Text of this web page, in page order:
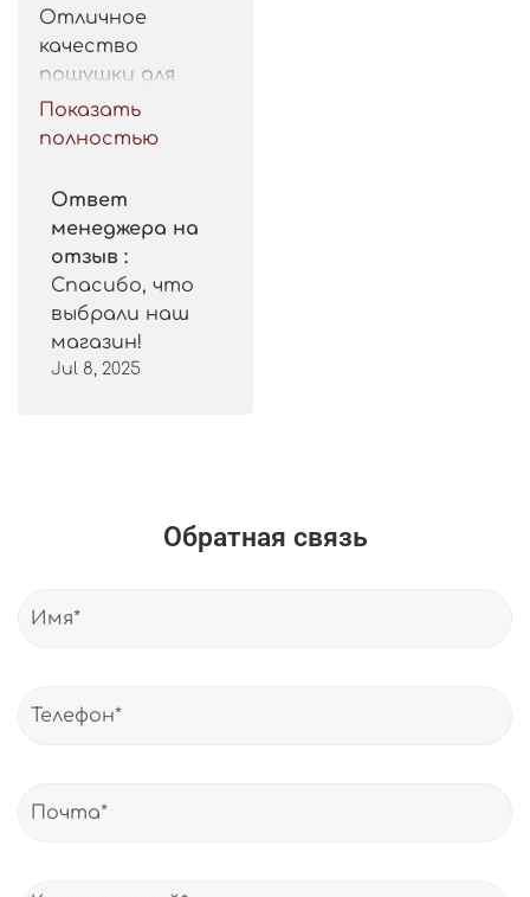
Отличное
качество
пошушки для
такой цены.
Рекомендую.
Показать
полностью
Ответ
менеджера на
отзыв :
Спасибо, что
выбрали наш
магазин!
Jul 8, 2025
Обратная связь